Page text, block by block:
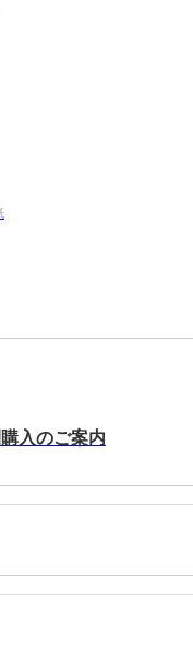
入のご案内